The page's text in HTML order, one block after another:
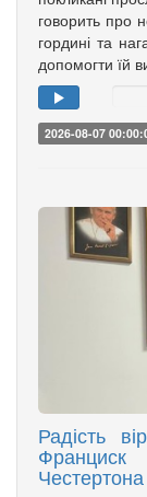
говорить про
гордині та
допомогти їй
2026-08-07
Радість
Честертона